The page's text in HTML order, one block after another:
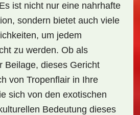
ist nicht nur eine nahrhafte
sondern bietet auch viele
um jedem
zu werden. Ob als
Beilage, dieses Gericht
von Tropenflairin Ihre
sich von den exotischen
Bedeutung dieses